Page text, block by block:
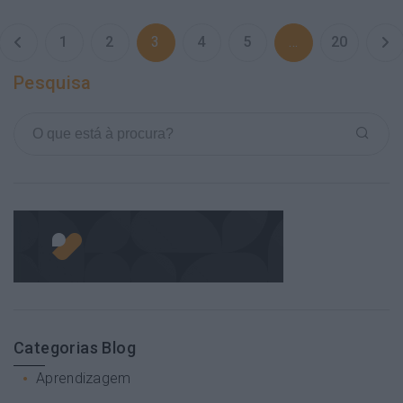
1 2 3 4 5 … 20
Pesquisa
Categorias Blog
Aprendizagem